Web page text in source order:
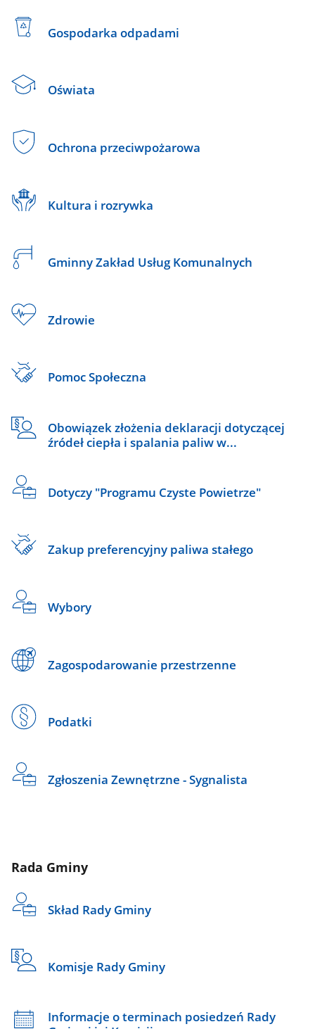
Gospodarka odpadami
Oświata
Ochrona przeciwpożarowa
Kultura i rozrywka
Gminny Zakład Usług Komunalnych
Zdrowie
Pomoc Społeczna
Obowiązek złożenia deklaracji dotyczącej
źródeł ciepła i spalania paliw w...
Dotyczy "Programu Czyste Powietrze"
Zakup preferencyjny paliwa stałego
Wybory
Zagospodarowanie przestrzenne
Podatki
Zgłoszenia Zewnętrzne - Sygnalista
Rada Gminy
Skład Rady Gminy
Komisje Rady Gminy
Informacje o terminach posiedzeń Rady